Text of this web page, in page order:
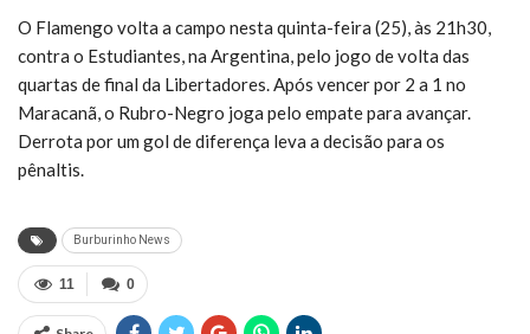
O Flamengo volta a campo nesta quinta-feira (25), às 21h30,
contra o Estudiantes, na Argentina, pelo jogo de volta das
quartas de final da Libertadores. Após vencer por 2 a 1 no
Maracanã, o Rubro-Negro joga pelo empate para avançar.
Derrota por um gol de diferença leva a decisão para os
pênaltis.
Burburinho News
0
11